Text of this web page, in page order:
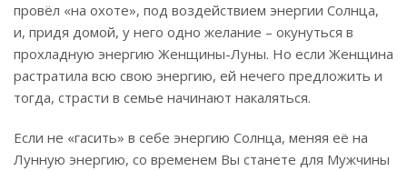
провёл «на охоте», под воздействием энергии Солнца,
и, придя домой, у него одно желание – окунуться в
прохладную энергию Женщины-Луны. Но если Женщина
растратила всю свою энергию, ей нечего предложить и
тогда, страсти в семье начинают накаляться.
Если не «гасить» в себе энергию Солнца, меняя её на
Лунную энергию, со временем Вы станете для Мужчины